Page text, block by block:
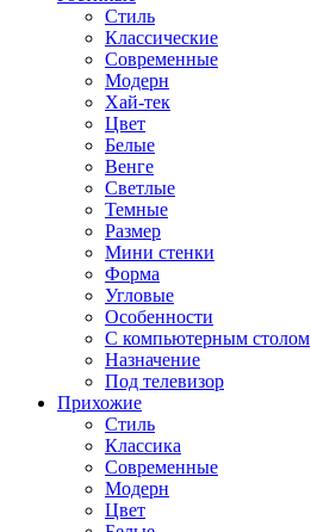
Стиль
Классические
Современные
Модерн
Хай-тек
Цвет
Белые
Венге
Светлые
Темные
Размер
Мини стенки
Форма
Угловые
Особенности
С компьютерным столом
Назначение
Под телевизор
Прихожие
Стиль
Классика
Современные
Модерн
Цвет